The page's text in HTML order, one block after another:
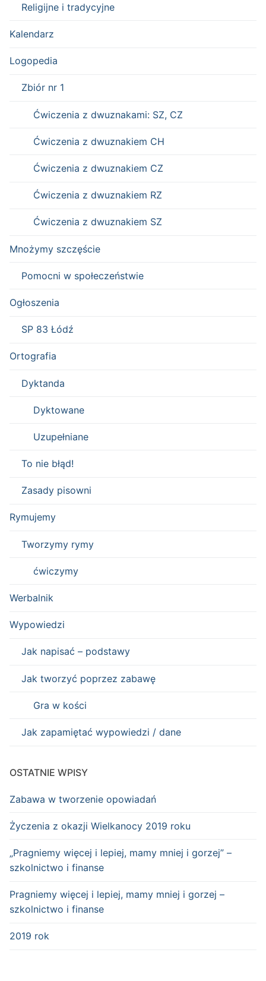
Religijne i tradycyjne
Kalendarz
Logopedia
Zbiór nr 1
Ćwiczenia z dwuznakami: SZ, CZ
Ćwiczenia z dwuznakiem CH
Ćwiczenia z dwuznakiem CZ
Ćwiczenia z dwuznakiem RZ
Ćwiczenia z dwuznakiem SZ
Mnożymy szczęście
Pomocni w społeczeństwie
Ogłoszenia
SP 83 Łódź
Ortografia
Dyktanda
Dyktowane
Uzupełniane
To nie błąd!
Zasady pisowni
Rymujemy
Tworzymy rymy
ćwiczymy
Werbalnik
Wypowiedzi
Jak napisać – podstawy
Jak tworzyć poprzez zabawę
Gra w kości
Jak zapamiętać wypowiedzi / dane
OSTATNIE WPISY
Zabawa w tworzenie opowiadań
Życzenia z okazji Wielkanocy 2019 roku
„Pragniemy więcej i lepiej, mamy mniej i gorzej” –
szkolnictwo i finanse
Pragniemy więcej i lepiej, mamy mniej i gorzej –
szkolnictwo i finanse
2019 rok